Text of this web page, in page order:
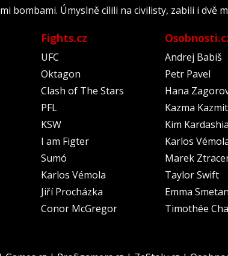
bombami. Úmyslně cílili na civilisty, zabili i dvě
Fights.cz
UFC
Oktagon
Clash of The Stars
PFL
KSW
I am Figter
Sumó
Karlos Vémola
Jiří Procházka
Conor McGregor
Andrej Babiš
Petr Pavel
Hana
Kazma
Kim
Karlos
Marek
Taylor Swift
Emma
Timothée